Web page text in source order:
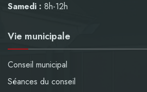
Samedi : 8h-12h
Vie municipale
Conseil municipal
Séances du conseil